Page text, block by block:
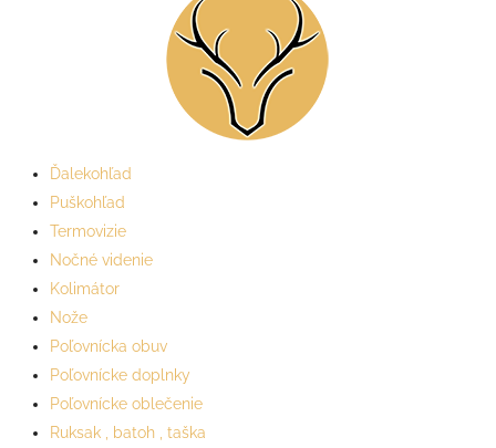
Ďalekohľad
Puškohľad
Termovizie
Nočné videnie
Kolimátor
Nože
Poľovnícka obuv
Poľovnícke doplnky
Poľovnícke oblečenie
Ruksak , batoh , taška